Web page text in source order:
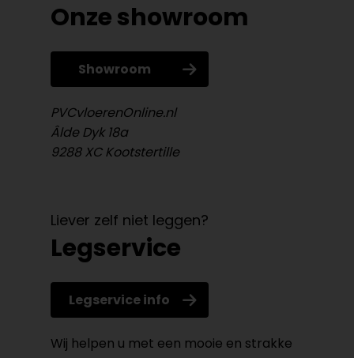
Onze showroom
Showroom
PVCvloerenOnline.nl
Âlde Dyk 18a
9288 XC Kootstertille
Liever zelf niet leggen?
Legservice
Legservice info
Wij helpen u met een mooie en strakke